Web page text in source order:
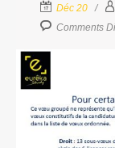
Déc 20
Comments